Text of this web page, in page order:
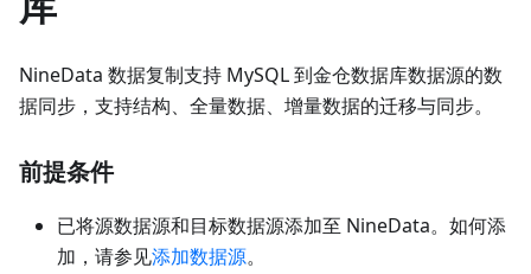
NineData 数据复制支持 MySQL 到金仓数据库数据源的数
据同步，支持结构、全量数据、增量数据的迁移与同步。
前提条件
已将源数据源和目标数据源添加至 NineData。如何添
加，请参见添加数据源。